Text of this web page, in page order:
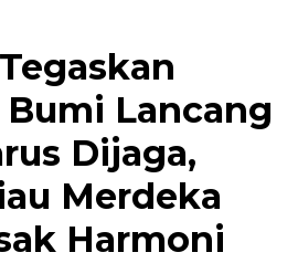
Lancang
Dijaga,
Merdeka
Harmoni